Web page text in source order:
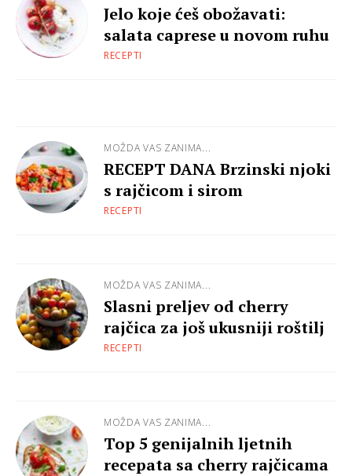
Jelo koje ćeš obožavati:
salata caprese u novom ruhu
RECEPTI
MOŽDA VAS ZANIMA...
RECEPT DANA Brzinski njoki
s rajčicom i sirom
RECEPTI
MOŽDA VAS ZANIMA...
Slasni preljev od cherry
rajčica za još ukusniji roštilj
RECEPTI
MOŽDA VAS ZANIMA...
Top 5 genijalnih ljetnih
recepata sa cherry rajčicama